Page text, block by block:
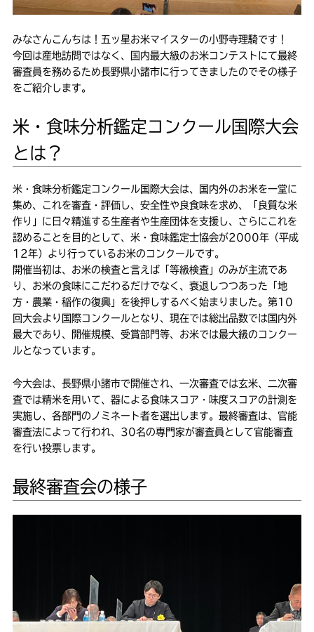
みなさんこんちは！五ッ星お米マイスターの小野寺理騎です！
今回は産地訪問ではなく、国内最大級のお米コンテストにて最終
審査員を務めるため長野県小諸市に行ってきましたのでその様子
をご紹介します。
米・食味分析鑑定コンクール国際大会
とは？
米・食味分析鑑定コンクール国際大会は、国内外のお米を一堂に
集め、これを審査・評価し、安全性や良食味を求め、「良質な米
作り」に日々精進する生産者や生産団体を支援し、さらにこれを
認めることを目的として、米・食味鑑定士協会が2000年（平成
12年）より行っているお米のコンクールです。
開催当初は、お米の検査と言えば「等級検査」のみが主流であ
り、お米の食味にこだわるだけでなく、衰退しつつあった「地
方・農業・稲作の復興」を後押しするべく始まりました。第10
回大会より国際コンクールとなり、現在では総出品数では国内外
最大であり、開催規模、受賞部門等、お米では最大級のコンクー
ルとなっています。
今大会は、長野県小諸市で開催され、一次審査では玄米、二次審
査では精米を用いて、器による食味スコア・味度スコアの計測を
実施し、各部門のノミネート者を選出します。最終審査は、官能
審査法によって行われ、30名の専門家が審査員として官能審査
を行い投票します。
最終審査会の様子